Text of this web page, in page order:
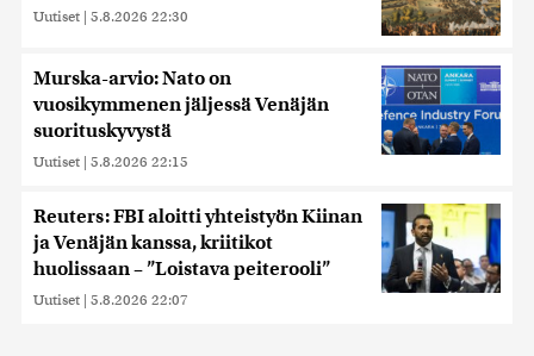
Uutiset | 5.8.2026 22:30
Murska-arvio: Nato on
vuosikymmenen jäljessä Venäjän
suorituskyvystä
Uutiset | 5.8.2026 22:15
Reuters: FBI aloitti yhteistyön Kiinan
ja Venäjän kanssa, kriitikot
huolissaan – ”Loistava peiterooli”
Uutiset | 5.8.2026 22:07